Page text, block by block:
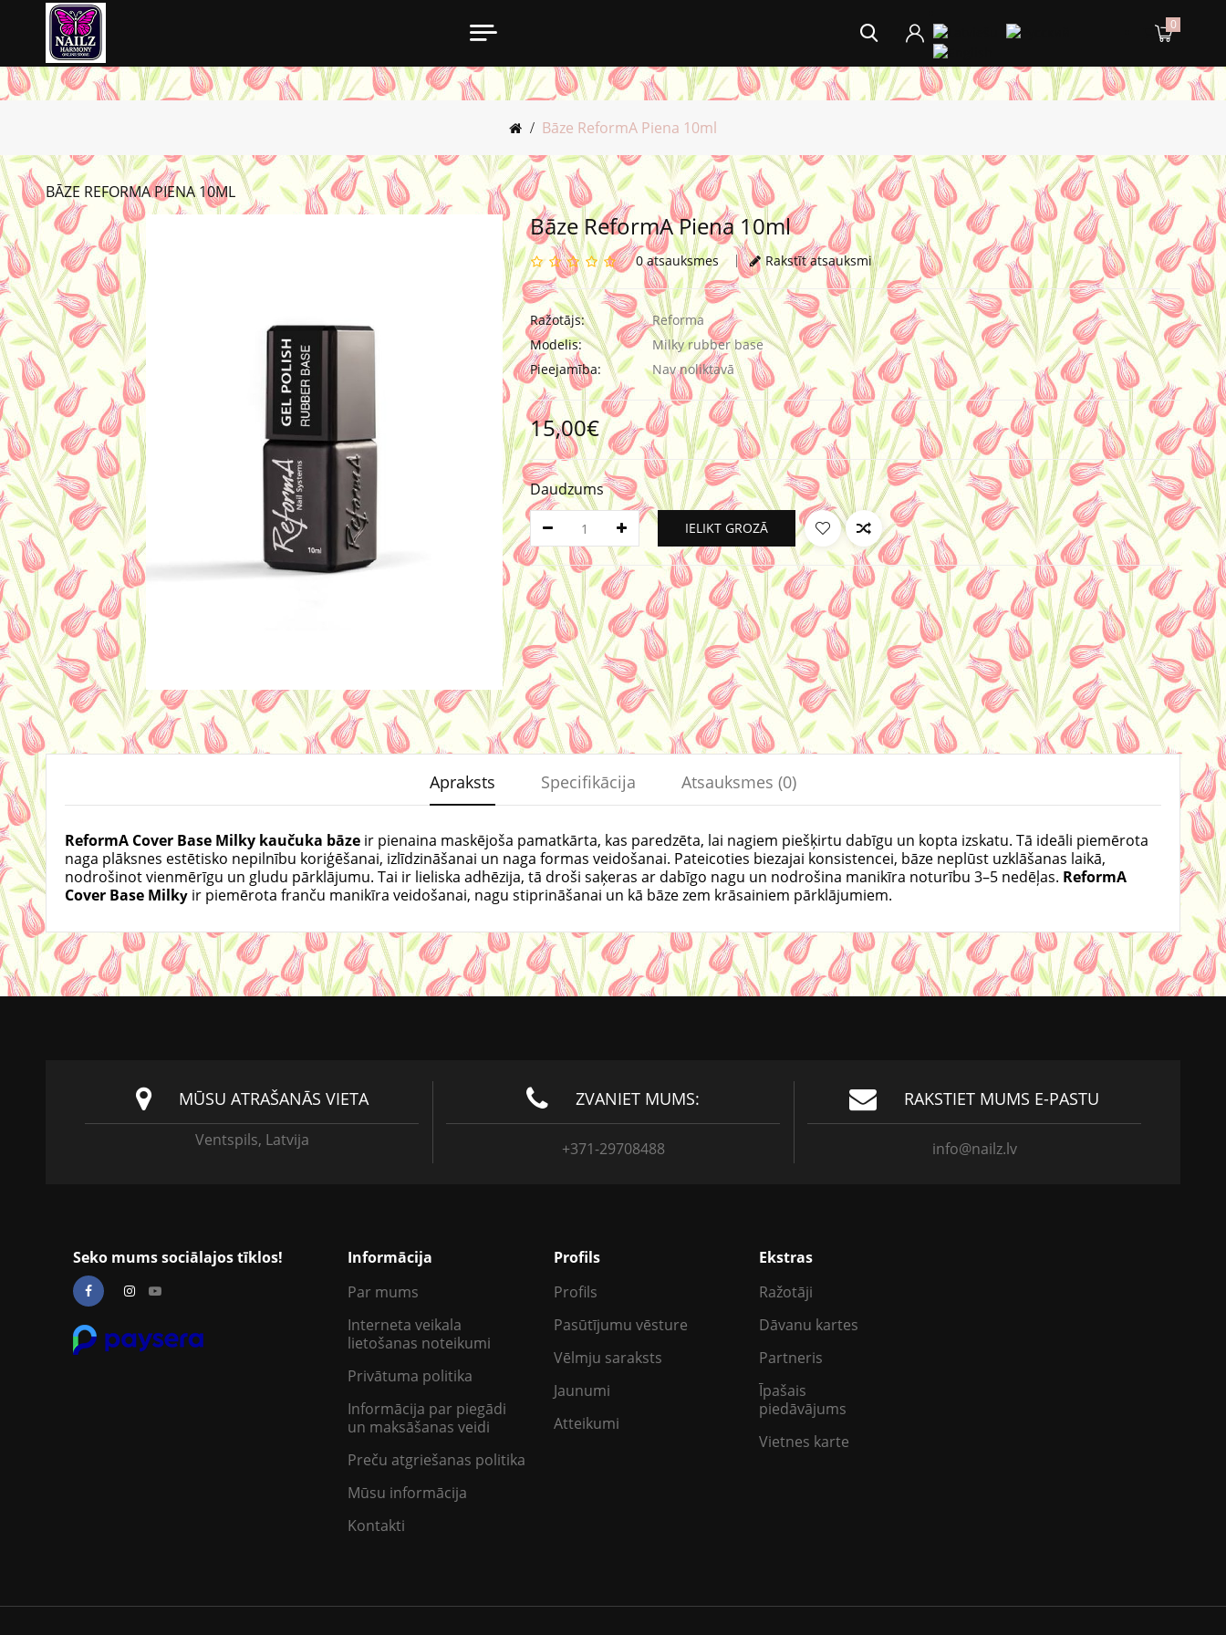
0
Bāze ReformA Piena 10ml
BĀZE REFORMA PIENA 10ML
Bāze ReformA Piena 10ml
0 atsauksmes Rakstīt atsauksmi
Ražotājs:
Reforma
Modelis:
Milky rubber base
Pieejamība:
Nav noliktavā
15,00€
Daudzums
IELIKT GROZĀ
Apraksts Specifikācija Atsauksmes (0)
ReformA Cover Base Milky kaučuka bāze ir pienaina maskējoša pamatkārta, kas paredzēta, lai nagiem piešķirtu dabīgu un kopta izskatu. Tā ideāli piemērota
naga plāksnes estētisko nepilnību koriģēšanai, izlīdzināšanai un naga formas veidošanai. Pateicoties biezajai konsistencei, bāze neplūst uzklāšanas laikā,
nodrošinot vienmērīgu un gludu pārklājumu. Tai ir lieliska adhēzija, tā droši saķeras ar dabīgo nagu un nodrošina manikīra noturību 3–5 nedēļas. ReformA
Cover Base Milky ir piemērota franču manikīra veidošanai, nagu stiprināšanai un kā bāze zem krāsainiem pārklājumiem.
MŪSU ATRAŠANĀS VIETA
Ventspils, Latvija
ZVANIET MUMS:
+371-29708488
RAKSTIET MUMS E-PASTU
info@nailz.lv
Seko mums sociālajos tīklos!
Informācija
Par mums
Interneta veikala
lietošanas noteikumi
Privātuma politika
Informācija par piegādi
un maksāšanas veidi
Preču atgriešanas politika
Mūsu informācija
Kontakti
Profils
Profils
Pasūtījumu vēsture
Vēlmju saraksts
Jaunumi
Atteikumi
Ekstras
Ražotāji
Dāvanu kartes
Partneris
Īpašais
piedāvājums
Vietnes karte